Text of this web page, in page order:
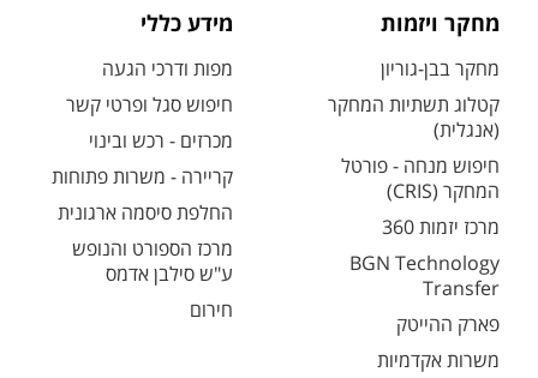
מחקר ויזמות
מחקר בבן-גוריון
קטלוג תשתיות המחקר
(אנגלית)
חיפוש מנחה - פורטל
המחקר (CRIS)
מרכז יזמות 360
BGN Technology
Transfer
פארק ההייטק
משרות אקדמיות
מידע כללי
מפות ודרכי הגעה
חיפוש סגל ופרטי קשר
מכרזים - רכש ובינוי
קריירה - משרות פתוחות
החלפת סיסמה ארגונית
מרכז הספורט והנופש
ע"ש סילבן אדמס
חירום